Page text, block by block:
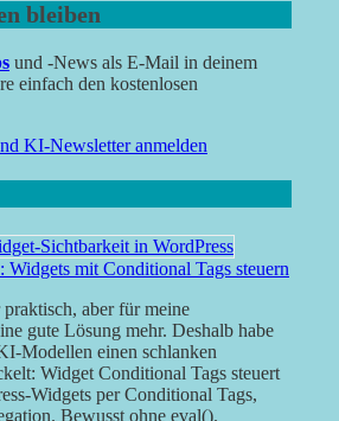
bleiben
und -News als E-Mail in deinem
einfach den kostenlosen
Widgets mit Conditional Tags steuern
aber für meine
gute Lösung mehr. Deshalb habe
Modellen einen schlanken
Widget Conditional Tags steuert
Widgets per Conditional Tags,
Bewusst ohne eval().